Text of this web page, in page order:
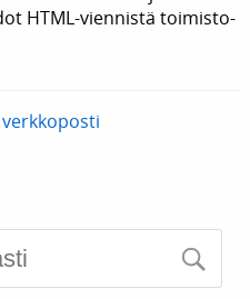
HTML-viennistä toimisto-